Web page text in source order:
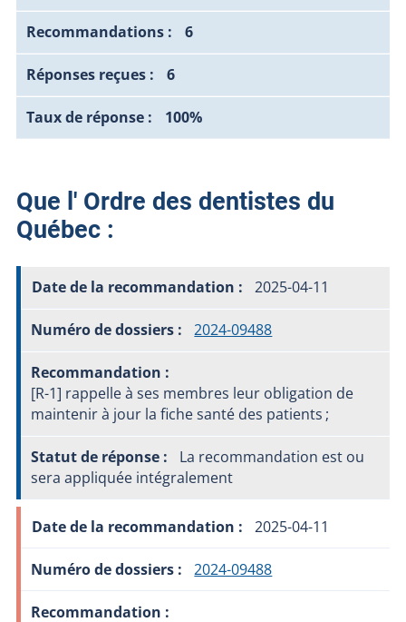
6
6
100%
Que l' Ordre des dentistes du
Québec :
2025-04-11
2024-09488
[R-1] rappelle à ses membres leur obligation de
maintenir à jour la fiche santé des patients ;
La recommandation est ou
sera appliquée intégralement
2025-04-11
2024-09488